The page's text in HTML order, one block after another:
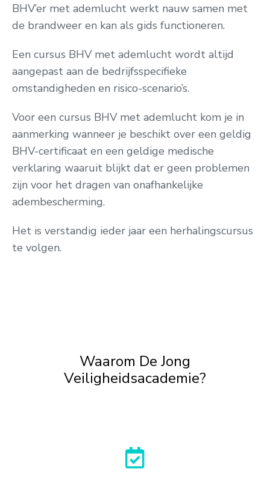
BHV’er met ademlucht werkt nauw samen met
de brandweer en kan als gids functioneren.
Een cursus BHV met ademlucht wordt altijd
aangepast aan de bedrijfsspecifieke
omstandigheden en risico-scenario’s.
Voor een cursus BHV met ademlucht kom je in
aanmerking wanneer je beschikt over een geldig
BHV-certificaat en een geldige medische
verklaring waaruit blijkt dat er geen problemen
zijn voor het dragen van onafhankelijke
adembescherming.
Het is verstandig ieder jaar een herhalingscursus
te volgen.
Waarom De Jong
Veiligheidsacademie?